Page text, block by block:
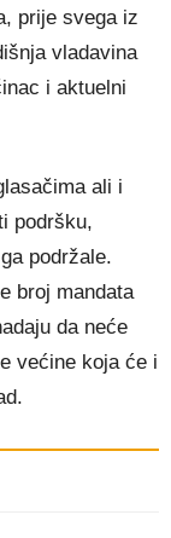
prije svega iz
vladavina
i aktuelni
ali i
podršku,
podržale.
broj mandata
da neće
većine koja će i